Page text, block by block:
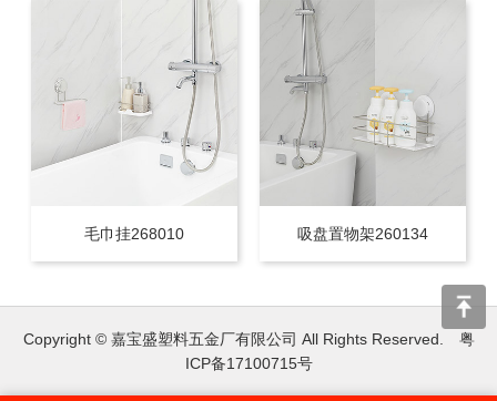
毛巾挂268010 吸盘置物架260134
Copyright © 嘉宝盛塑料五金厂有限公司 All Rights Reserved. 粤
ICP备17100715号